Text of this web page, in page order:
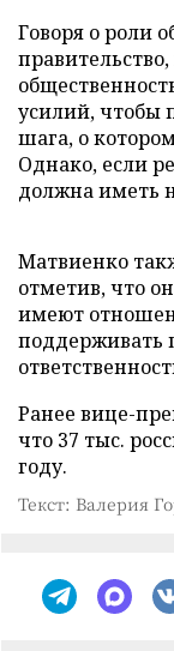
Говоря о роли
усилий, чтобы
шага, о
Однако, если
должна иметь
Матвиенко
отметив, что
имеют
поддерживать
Ранее вице-
что 37 тыс.
году.
Текст: Валерия